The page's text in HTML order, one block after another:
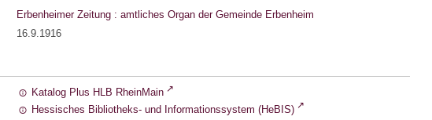
Erbenheimer Zeitung : amtliches Organ der Gemeinde Erbenheim
16.9.1916
Katalog Plus HLB RheinMain
Hessisches Bibliotheks- und Informationssystem (HeBIS)